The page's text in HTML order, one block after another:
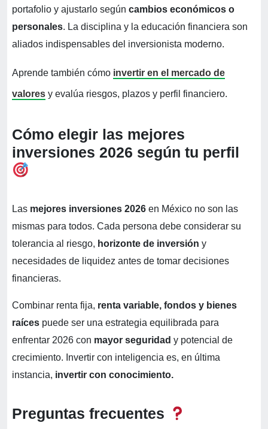
portafolio y ajustarlo según cambios económicos o
personales. La disciplina y la educación financiera son
aliados indispensables del inversionista moderno.
Aprende también cómo invertir en el mercado de
valores y evalúa riesgos, plazos y perfil financiero.
Cómo elegir las mejores
inversiones 2026 según tu perfil
Las mejores inversiones 2026 en México no son las
mismas para todos. Cada persona debe considerar su
tolerancia al riesgo, horizonte de inversión y
necesidades de liquidez antes de tomar decisiones
financieras.
Combinar renta fija, renta variable, fondos y bienes
raíces puede ser una estrategia equilibrada para
enfrentar 2026 con mayor seguridad y potencial de
crecimiento. Invertir con inteligencia es, en última
instancia, invertir con conocimiento.
Preguntas frecuentes